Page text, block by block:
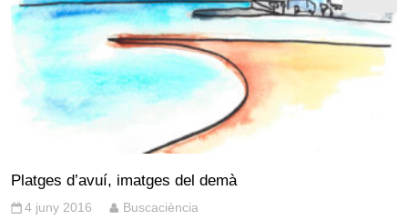
Platges d’avuí, imatges del demà
4 juny 2016 Buscaciència